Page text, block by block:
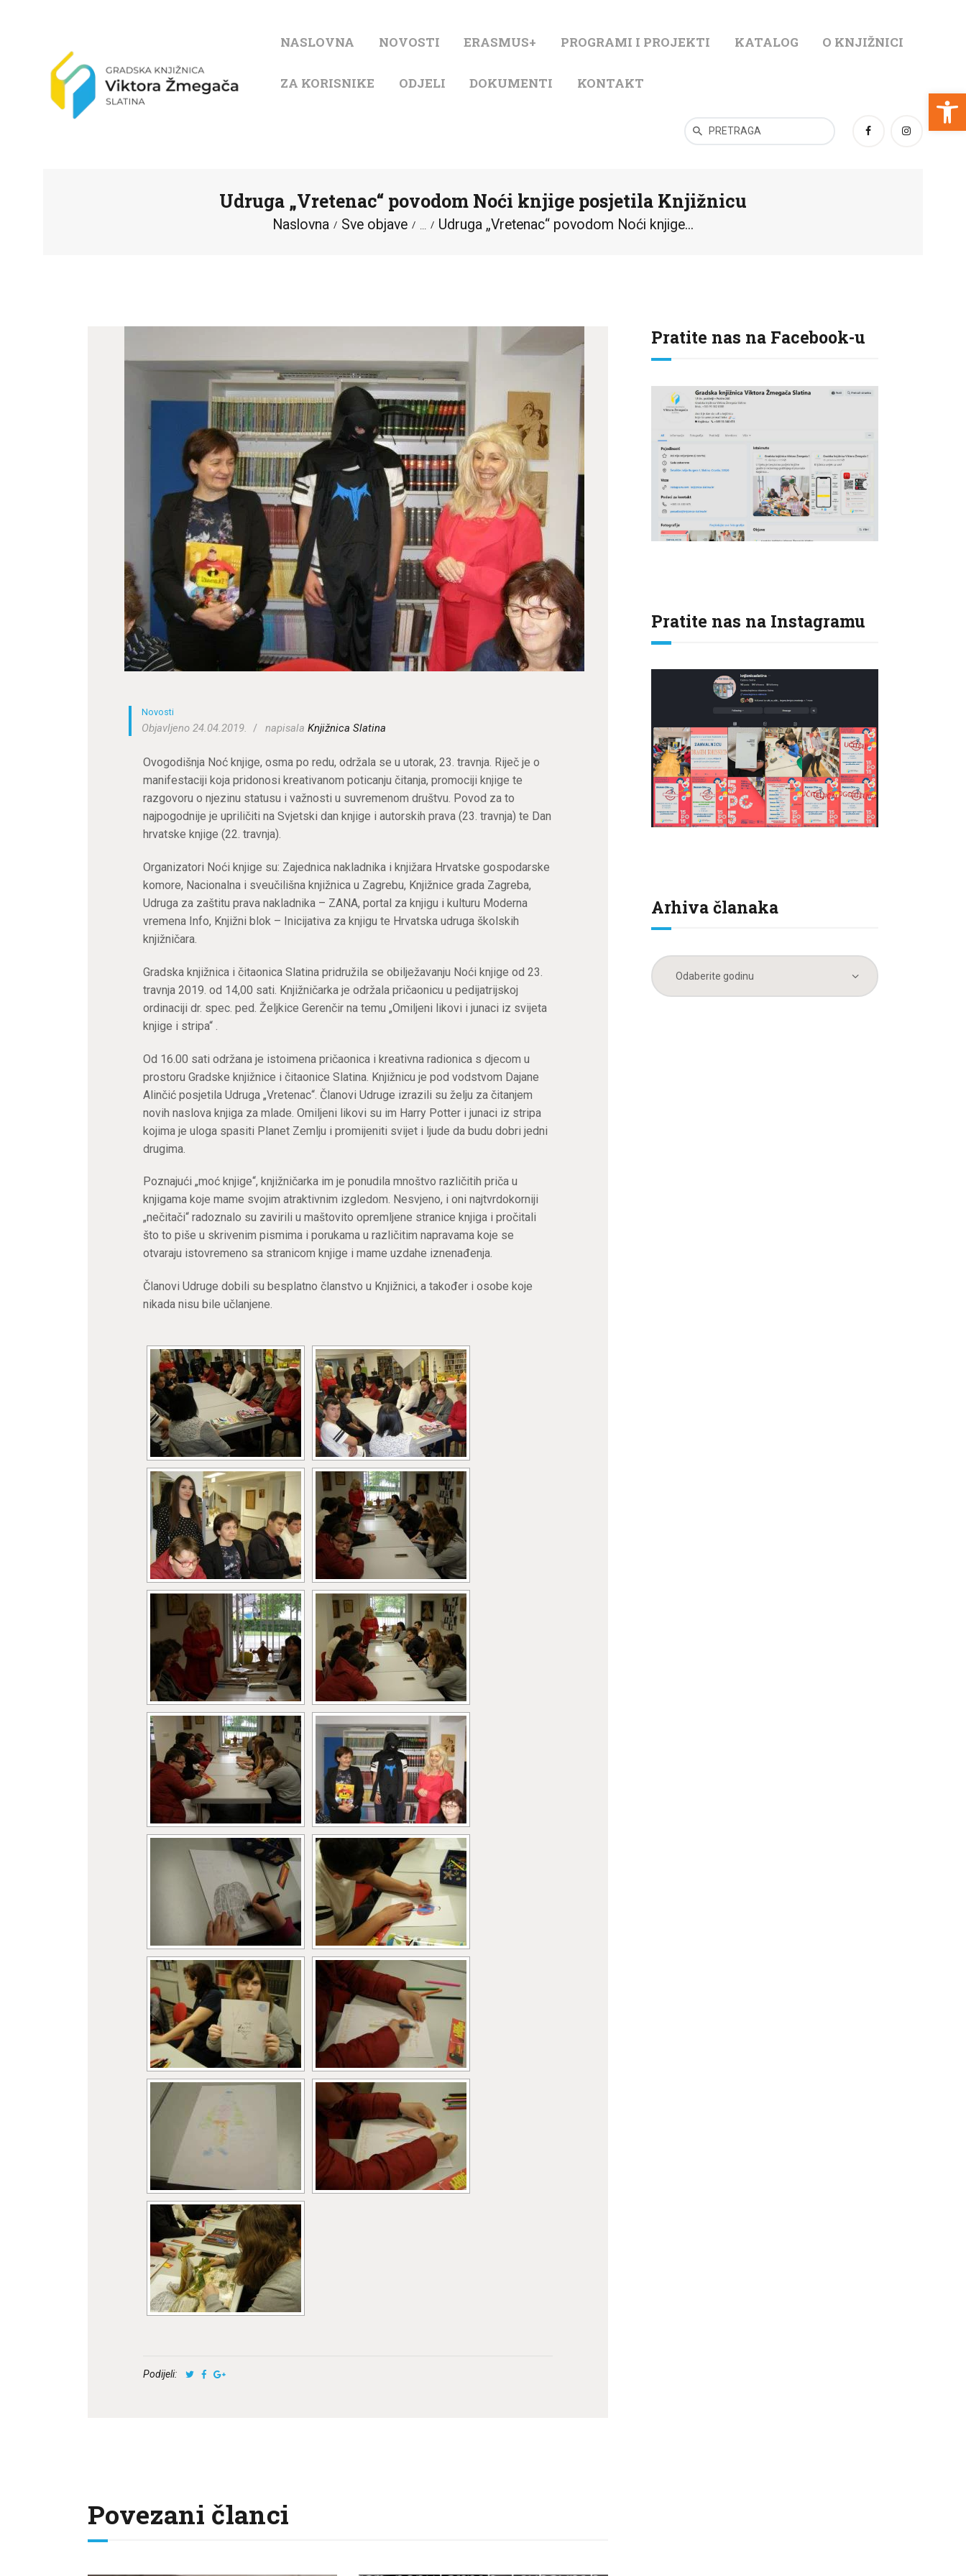
Open toolbar
NASLOVNA NOVOSTI ERASMUS+ PROGRAMI I PROJEKTI KATALOG O KNJIŽNICI
ZA KORISNIKE ODJELI DOKUMENTI KONTAKT
Udruga „Vretenac“ povodom Noći knjige posjetila Knjižnicu
Naslovna Sve objave ... Udruga „Vretenac“ povodom Noći knjige...
KATALOG
DOKUMENTI
KONTAKT
Novosti
Objavljeno 24.04.2019. napisalaKnjižnica Slatina
Ovogodišnja Noć knjige, osma po redu, održala se u utorak, 23. travnja. Riječ je o
manifestaciji koja pridonosi kreativanom poticanju čitanja, promociji knjige te
razgovoru o njezinu statusu i važnosti u suvremenom društvu. Povod za to
najpogodnije je upriličiti na Svjetski dan knjige i autorskih prava (23. travnja) te Dan
hrvatske knjige (22. travnja).
Organizatori Noći knjige su: Zajednica nakladnika i knjižara Hrvatske gospodarske
komore, Nacionalna i sveučilišna knjižnica u Zagrebu, Knjižnice grada Zagreba,
Udruga za zaštitu prava nakladnika – ZANA, portal za knjigu i kulturu Moderna
vremena Info, Knjižni blok – Inicijativa za knjigu te Hrvatska udruga školskih
knjižničara.
Gradska knjižnica i čitaonica Slatina pridružila se obilježavanju Noći knjige od 23.
travnja 2019. od 14,00 sati. Knjižničarka je održala pričaonicu u pedijatrijskoj
ordinaciji dr. spec. ped. Željkice Gerenčir na temu „Omiljeni likovi i junaci iz svijeta
knjige i stripa“ .
Od 16.00 sati održana je istoimena pričaonica i kreativna radionica s djecom u
prostoru Gradske knjižnice i čitaonice Slatina. Knjižnicu je pod vodstvom Dajane
Alinčić posjetila Udruga „Vretenac“. Članovi Udruge izrazili su želju za čitanjem
novih naslova knjiga za mlade. Omiljeni likovi su im Harry Potter i junaci iz stripa
kojima je uloga spasiti Planet Zemlju i promijeniti svijet i ljude da budu dobri jedni
drugima.
Poznajući „moć knjige“, knjižničarka im je ponudila mnoštvo različitih priča u
knjigama koje mame svojim atraktivnim izgledom. Nesvjeno, i oni najtvrdokorniji
„nečitači“ radoznalo su zavirili u maštovito opremljene stranice knjiga i pročitali
što to piše u skrivenim pismima i porukama u različitim napravama koje se
otvaraju istovremeno sa stranicom knjige i mame uzdahe iznenađenja.
Članovi Udruge dobili su besplatno članstvo u Knjižnici, a također i osobe koje
nikada nisu bile učlanjene.
Podijeli:
Povezani članci
Pratite nas na Facebook-u
Pratite nas na Instagramu
Arhiva članaka